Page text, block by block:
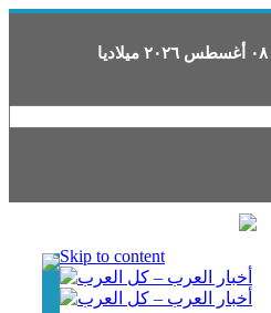
٠٨ أغسطس ٢٠٢٦ ميلاديا
Skip to content